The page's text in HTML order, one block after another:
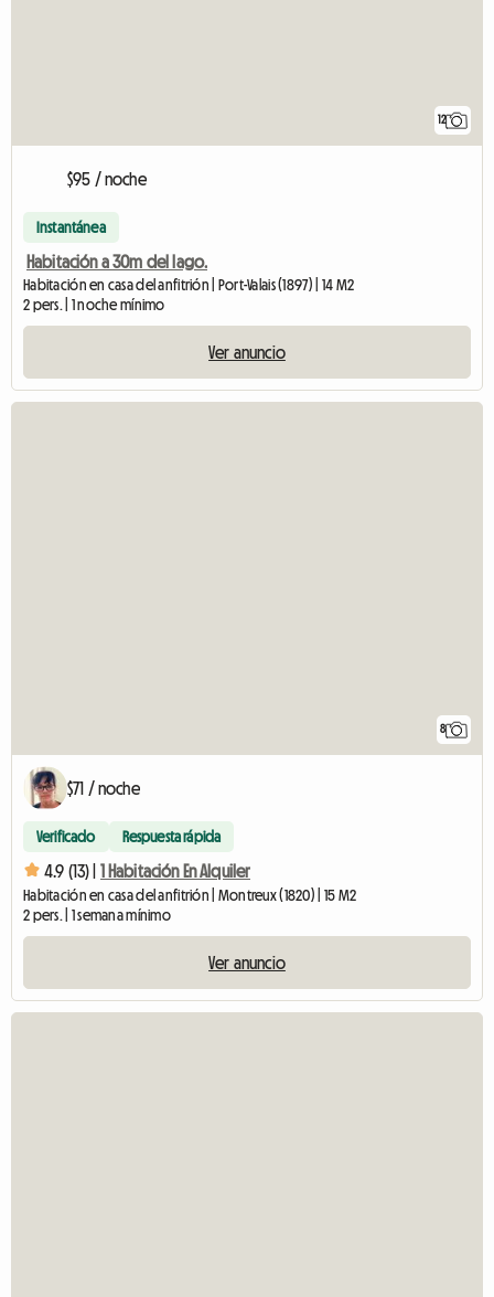
12
$95 / noche
Instantánea
Habitación a 30m del lago.
Habitación en casa del anfitrión | Port-Valais (1897) | 14 M2
2 pers. | 1 noche mínimo
Ver anuncio
8
$71 / noche
Verificado Respuesta rápida
4.9 (13) | 1 Habitación En Alquiler
Habitación en casa del anfitrión | Montreux (1820) | 15 M2
2 pers. | 1 semana mínimo
Ver anuncio